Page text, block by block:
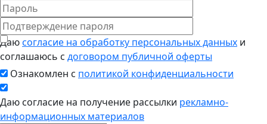
Даюсогласие на обработку персональных данных и
соглашаюсь с договором публичной оферты
Ознакомлен с политикой конфиденциальности
Даю согласие на получение рассылки рекламно-
информационных материалов